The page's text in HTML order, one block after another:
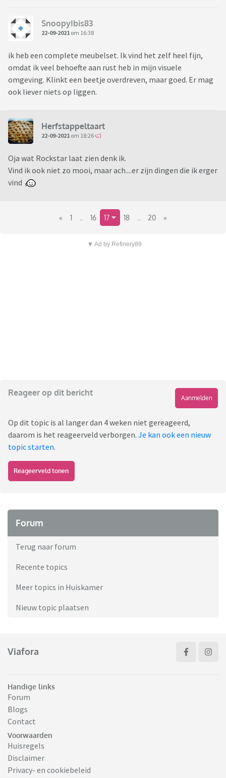
SnoopyIbis83
22-09-2021 om 16:38
ik heb een complete meubelset. Ik vind het zelf heel fijn,
omdat ik veel behoefte aan rust heb in mijn visuele
omgeving. Klinkt een beetje overdreven, maar goed. Er mag
ook liever niets op liggen.
Herfstappeltaart
22-09-2021 om 18:26
Oja wat Rockstar laat zien denk ik.
Vind ik ook niet zo mooi, maar ach....er zijn dingen die ik erger
vind
« 1 16 17 18 20 »
▼ Ad by Refinery89
Reageer op dit bericht
Aanmelden
Op dit topic is al langer dan 4 weken niet gereageerd,
daarom is het reageerveld verborgen. Je kan ook een nieuw
topic starten.
Reageerveld tonen
Forum
Terug naar forum
Recente topics
Meer topics in Huiskamer
Nieuw topic plaatsen
Viafora
Handige links
Forum
Blogs
Contact
Voorwaarden
Huisregels
Disclaimer
Privacy- en cookiebeleid